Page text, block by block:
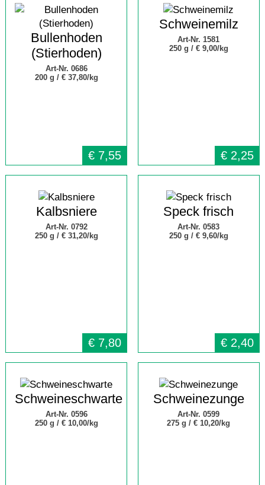
Bullenhoden
(Stierhoden)
Art-Nr. 0686
200 g / € 37,80/kg
€ 7,55
Schweinemilz
Art-Nr. 1581
250 g / € 9,00/kg
€ 2,25
Kalbsniere
Art-Nr. 0792
250 g / € 31,20/kg
€ 7,80
Speck frisch
Art-Nr. 0583
250 g / € 9,60/kg
€ 2,40
Schweineschwarte
Art-Nr. 0596
250 g / € 10,00/kg
Schweinezunge
Art-Nr. 0599
275 g /€ 10,20/kg